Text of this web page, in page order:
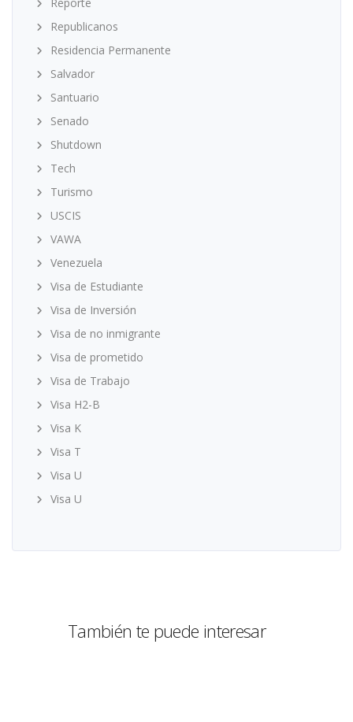
Republicanos
Residencia Permanente
Salvador
Santuario
Senado
Shutdown
Tech
Turismo
USCIS
VAWA
Venezuela
Visa de Estudiante
Visa de Inversión
Visa de no inmigrante
Visa de prometido
Visa de Trabajo
Visa H2-B
Visa K
Visa T
Visa U
Visa U
También te puede interesar